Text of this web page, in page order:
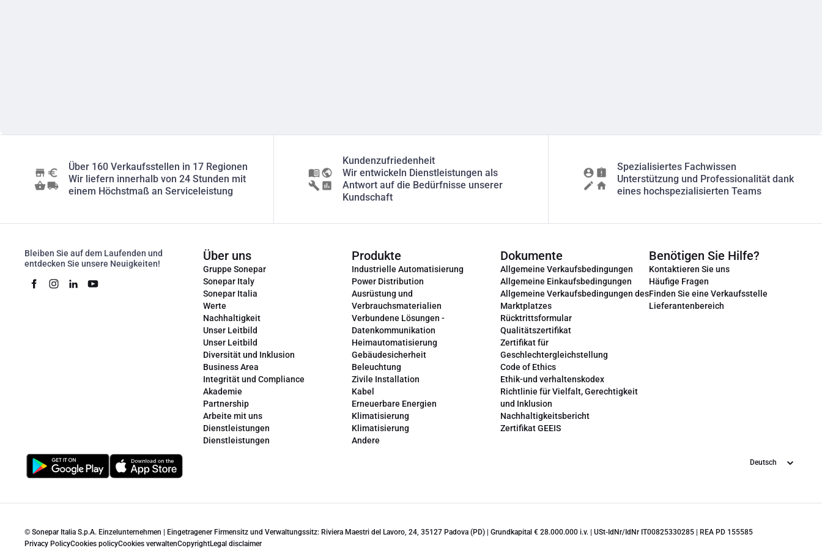
Über 160 Verkaufsstellen in 17 Regionen
Wir liefern innerhalb von 24 Stunden mit
einem Höchstmaß an Serviceleistung
Kundenzufriedenheit
Wir entwickeln Dienstleistungen als
Antwort auf die Bedürfnisse unserer
Kundschaft
Spezialisiertes Fachwissen
Unterstützung und Professionalität dank
eines hochspezialisierten Teams
Bleiben Sie auf dem Laufenden und
entdecken Sie unsere Neuigkeiten!
Über uns
Gruppe Sonepar
Sonepar Italy
Sonepar Italia
Werte
Nachhaltigkeit
Unser Leitbild
Unser Leitbild
Diversität und Inklusion
Business Area
Integrität und Compliance
Akademie
Partnership
Arbeite mit uns
Dienstleistungen
Dienstleistungen
Produkte
Industrielle Automatisierung
Power Distribution
Ausrüstung und
Verbrauchsmaterialien
Verbundene Lösungen -
Datenkommunikation
Heimautomatisierung
Gebäudesicherheit
Beleuchtung
Zivile Installation
Kabel
Erneuerbare Energien
Klimatisierung
Klimatisierung
Andere
Dokumente
Allgemeine Verkaufsbedingungen
Allgemeine Einkaufsbedingungen
Allgemeine Verkaufsbedingungen des
Marktplatzes
Rücktrittsformular
Qualitätszertifikat
Zertifikat für
Geschlechtergleichstellung
Code of Ethics
Ethik-und verhaltenskodex
Richtlinie für Vielfalt, Gerechtigkeit
und Inklusion
Nachhaltigkeitsbericht
Zertifikat GEEIS
Benötigen Sie Hilfe?
Kontaktieren Sie uns
Häufige Fragen
Finden Sie eine Verkaufsstelle
Lieferantenbereich
Sprache
© Sonepar Italia S.p.A. Einzelunternehmen | Eingetragener Firmensitz und Verwaltungssitz: Riviera Maestri del Lavoro, 24, 35127 Padova (PD) | Grundkapital € 28.000.000 i.v. | USt-IdNr/IdNr IT00825330285 | REA PD 155585
Privacy PolicyCookies policyCookies verwaltenCopyrightLegal disclaimer